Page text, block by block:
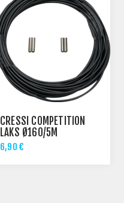
CRESSI COMPETITION
LAKS Ø160/5M
6,90 €